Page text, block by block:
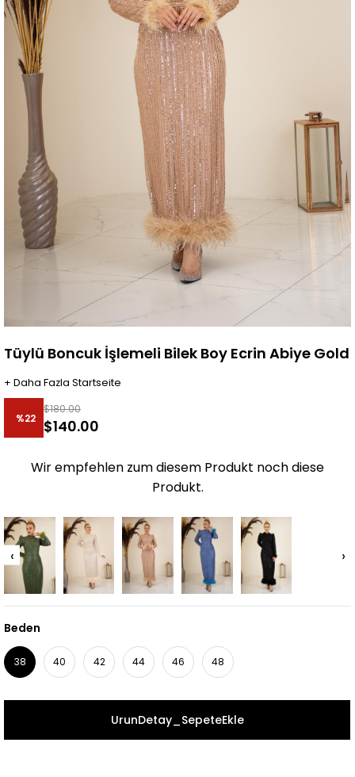
Tüylü Boncuk İşlemeli Bilek Boy Ecrin Abiye Gold
+ Daha Fazla Startseite
%22
Rabatt
$180.00
$140.00
Wir empfehlen zum diesem Produkt noch diese
Produkt.
‹ ›
Beden
38 40 42 44 46 48